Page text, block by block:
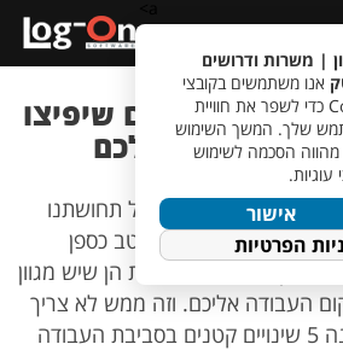
ברוח חנוכה – 5 שינויים קטנים שיפיצו
העבודה שלכם
משפיעה משמעותית על תחושתנו
רבות משקיעות ממיטב כספן
שלהן. החדשות הטובות הן שיש מגוון
העבודה אליכם. וזה ממש לא צריך
לעלות הרבה כסף! הנה 5 שינויים קטנים בסביבת העבודה
| משרות ודרושים
אנו משתמשים בקובצי
Cookie כדי לשפר את חוויית
שלך. המשך השימוש
הסכמה לשימוש
עוגיות.
אישור
הפרטיות